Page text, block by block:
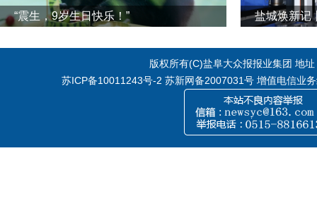
“震生，9岁生日快乐！”
版权所有(C)盐阜大众报报业集团 地
苏ICP备10011243号-2 苏新网备2007031号 增值电信业